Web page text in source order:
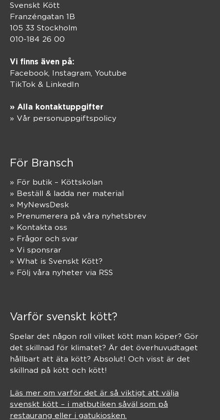
Svenskt Kött
Franzéngatan 1B
105 33 Stockholm
010-184 26 00
Vi finns även på:
Facebook, Instagram Youtube
TikTok & LinkedIn
» Alla kontaktuppgifter
» Vår personuppgiftspolicy
För Bransch
» För butik – Köttskolan
» Beställ & ladda ner material
» MyNewsDesk
» Prenumerera på våra nyhetsbrev
» Kontakta oss
» Frågor och svar
» Vi sponsrar
» What is Svenskt Kött?
» Följ våra nyheter via RSS
Varför svenskt kött?
Spelar det någon roll vilket kött man köper? Gör
det skillnad för klimatet? Är det överhuvudtaget
hållbart att äta kött? Absolut! Och visst är det
skillnad på kött och kött!
Läs mer om varför det är så viktigt att välja
svenskt kött – i matbutiken såväl som på
restaurang eller i gatukiosken.